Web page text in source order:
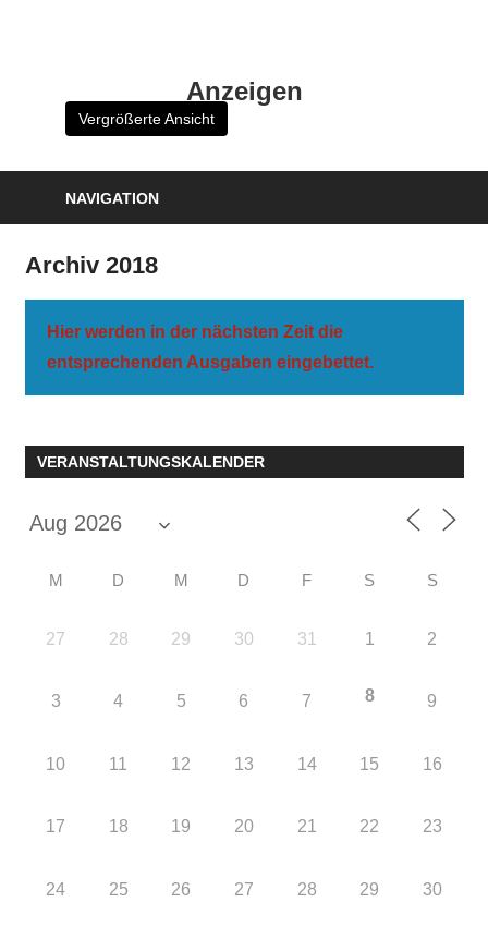
Anzeigen
Vergrößerte Ansicht
NAVIGATION
Archiv 2018
Hier werden in der nächsten Zeit die
entsprechenden Ausgaben eingebettet.
VERANSTALTUNGSKALENDER
M D M D F S S
27 28 29 30 31 1 2
3 4 5 6 7 8 9
10 11 12 13 14 15 16
17 18 19 20 21 22 23
24 25 26 27 28 29 30